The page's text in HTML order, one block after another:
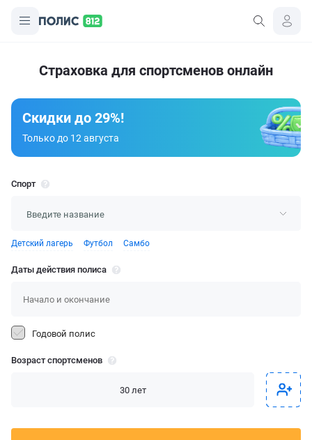
Страховка для спортсменов онлайн
Скидки до 29%!
Только до 12 августа
Спорт
Детский лагерь Футбол Самбо
Даты действия полиса
Годовой полис
Возраст спортсменов